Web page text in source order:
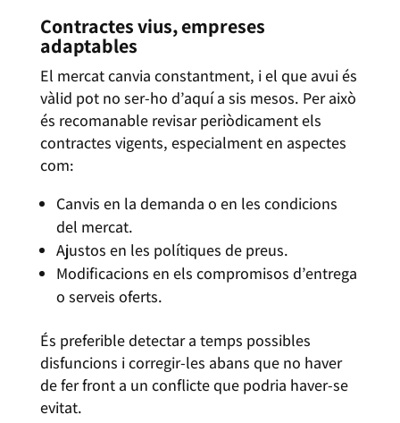
Contractes vius, empreses
adaptables
El mercat canvia constantment, i el que avui és
vàlid pot no ser-ho d’aquí a sis mesos. Per això
és recomanable revisar periòdicament els
contractes vigents, especialment en aspectes
com:
Canvis en la demanda o en les condicions
del mercat.
Ajustos en les polítiques de preus.
Modificacions en els compromisos d’entrega
o serveis oferts.
És preferible detectar a temps possibles
disfuncions i corregir-les abans que no haver
de fer front a un conflicte que podria haver-se
evitat.